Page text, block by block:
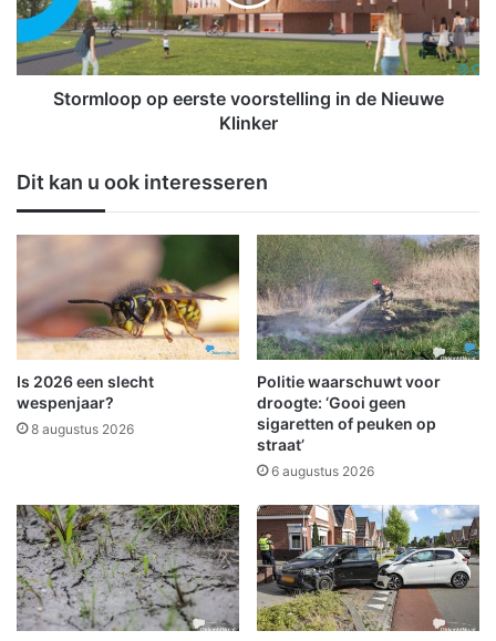
r
i
d
r
i
c
h
e
e
m
d
d
e
r
o
m
g
o
o
p
r
s
t
o
o
s
t
e
n
g
i
n
d
e
Stormloop op eerste voorstelling in de Nieuwe
Klinker
Dit kan u ook interesseren
Is 2026 een slecht
wespenjaar?
8 augustus 2026
Politie waarschuwt voor
droogte: ‘Gooi geen
sigaretten of peuken op
straat’
6 augustus 2026